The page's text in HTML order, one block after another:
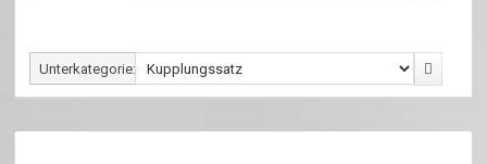
Unterkategorie: